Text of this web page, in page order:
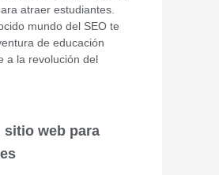
atraer estudiantes.
mundo del SEO te
de educación
a la revolución del
sitio web para